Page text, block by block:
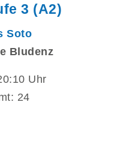
3 (A2)
Soto
Bludenz
Uhr
24